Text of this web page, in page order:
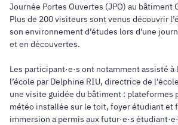
Journée Portes Ouvertes (JPO) au bâtiment
Plus de 200 visiteurs sont venus découvrir
son environnement d’études lors d'une
et en découvertes.
Les participant·e·s ont notamment assisté
l’école par Delphine RIU, directrice de
une visite guidée du bâtiment : plateformes
météo installée sur le toit, foyer étudiant et
immersion a permis aux futur·e·s